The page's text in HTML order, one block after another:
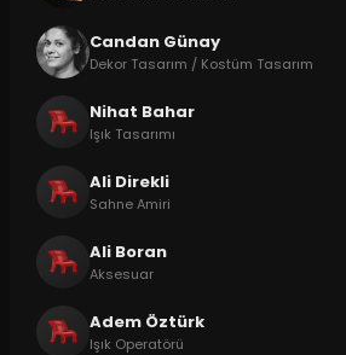
Candan Günay
Dekor Tasarım / Kostüm Tasarım
Nihat Bahar
Işık Tasarımı
Ali Direkli
Sahne Amiri
Ali Boran
Aksesuar
Adem Öztürk
Işık Operatörü